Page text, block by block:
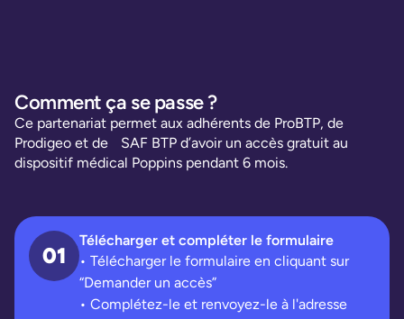
Comment ça se passe ?
Ce partenariat permet aux adhérents de ProBTP, de
Prodigeo et de SAF BTP d’avoir un accès gratuit au
dispositif médical Poppins pendant 6 mois.
01
Télécharger et compléter le formulaire
• Télécharger le formulaire en cliquant sur
“Demander un accès”
• Complétez-le et renvoyez-le à l'adresse